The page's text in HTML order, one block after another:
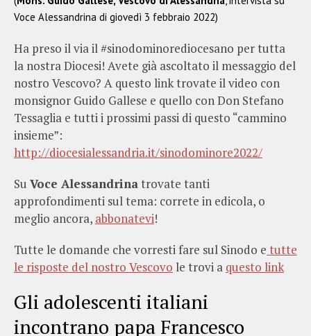
Voce Alessandrina di giovedì 3 febbraio 2022)
Ha preso il via il #sinodominorediocesano per tutta
la nostra Diocesi! Avete già ascoltato il messaggio del
nostro Vescovo? A questo link trovate il video con
monsignor Guido Gallese e quello con Don Stefano
Tessaglia e tutti i prossimi passi di questo “cammino
insieme”:
http://diocesialessandria.it/sinodominore2022/
Su Voce Alessandrinatrovate tanti
approfondimenti sul tema: correte in edicola, o
meglio ancora, abbonatevi!
Tutte le domande che vorresti fare sul Sinodo e tutte
le risposte del nostro Vescovo le trovi a questo link
Gli adolescenti italiani
incontrano papa Francesco